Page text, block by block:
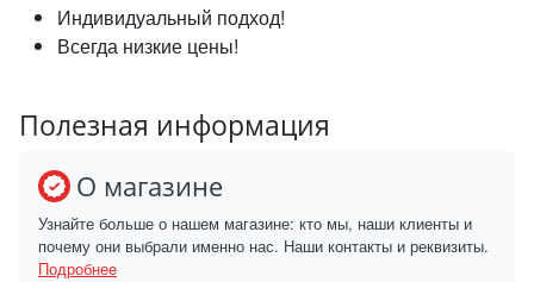
Индивидуальный подход!
Всегда низкие цены!
Полезная информация
О магазине
Узнайте больше о нашем магазине: кто мы, наши клиенты и
почему они выбрали именно нас. Наши контакты и реквизиты.
Подробнее